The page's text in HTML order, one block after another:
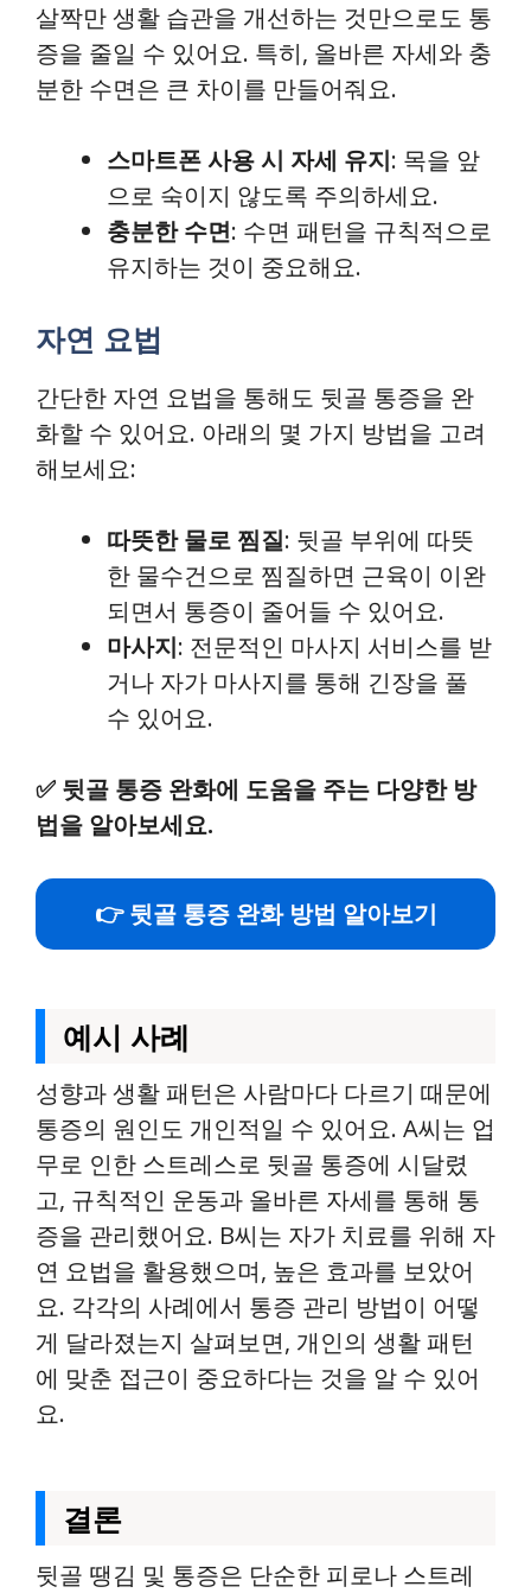
살짝만 생활 습관을 개선하는 것만으로도 통
증을 줄일 수 있어요. 특히, 올바른 자세와 충
분한 수면은 큰 차이를 만들어줘요.
스마트폰 사용 시 자세 유지: 목을 앞
으로 숙이지 않도록 주의하세요.
충분한 수면: 수면 패턴을 규칙적으로
유지하는 것이 중요해요.
자연 요법
간단한 자연 요법을 통해도 뒷골 통증을 완
화할 수 있어요. 아래의 몇 가지 방법을 고려
해보세요:
따뜻한 물로 찜질: 뒷골 부위에 따뜻
한 물수건으로 찜질하면 근육이 이완
되면서 통증이 줄어들 수 있어요.
마사지: 전문적인 마사지 서비스를 받
거나 자가 마사지를 통해 긴장을 풀
수 있어요.
✅ 뒷골 통증 완화에 도움을 주는 다양한 방
법을 알아보세요.
👉 뒷골 통증 완화 방법 알아보기
예시 사례
성향과 생활 패턴은 사람마다 다르기 때문에
통증의 원인도 개인적일 수 있어요. A씨는 업
무로 인한 스트레스로 뒷골 통증에 시달렸
고, 규칙적인 운동과 올바른 자세를 통해 통
증을 관리했어요. B씨는 자가 치료를 위해 자
연 요법을 활용했으며, 높은 효과를 보았어
요. 각각의 사례에서 통증 관리 방법이 어떻
게 달라졌는지 살펴보면, 개인의 생활 패턴
에 맞춘 접근이 중요하다는 것을 알 수 있어
요.
결론
뒷골 땡김 및 통증은 단순한 피로나 스트레